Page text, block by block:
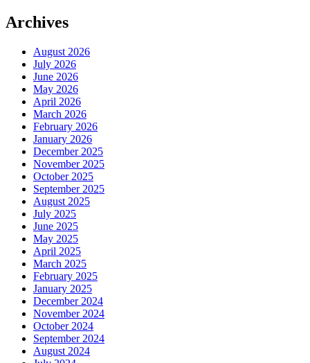
Archives
August 2026
July 2026
June 2026
May 2026
April 2026
March 2026
February 2026
January 2026
December 2025
November 2025
October 2025
September 2025
August 2025
July 2025
June 2025
May 2025
April 2025
March 2025
February 2025
January 2025
December 2024
November 2024
October 2024
September 2024
August 2024